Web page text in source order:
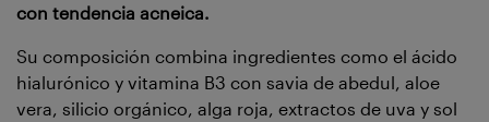
con tendencia acneica.
Su composición combina ingredientes como el ácido
hialurónico y vitamina B3 con savia de abedul, aloe
vera, silicio orgánico, alga roja, extractos de uva y sol